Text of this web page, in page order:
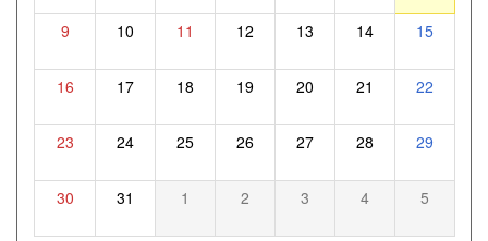
9 10 11 12 13 14 15
16 17 18 19 20 21 22
23 24 25 26 27 28 29
30 31 1 2 3 4 5